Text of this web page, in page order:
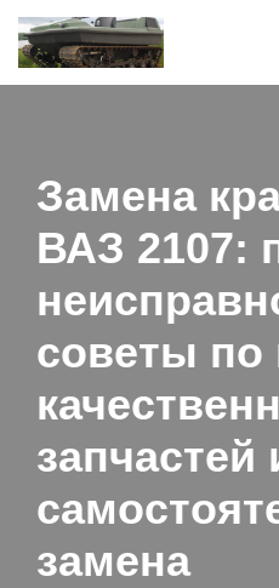
Перейти
Замена
ВАЗ 2107:
советы
запчастей
замена